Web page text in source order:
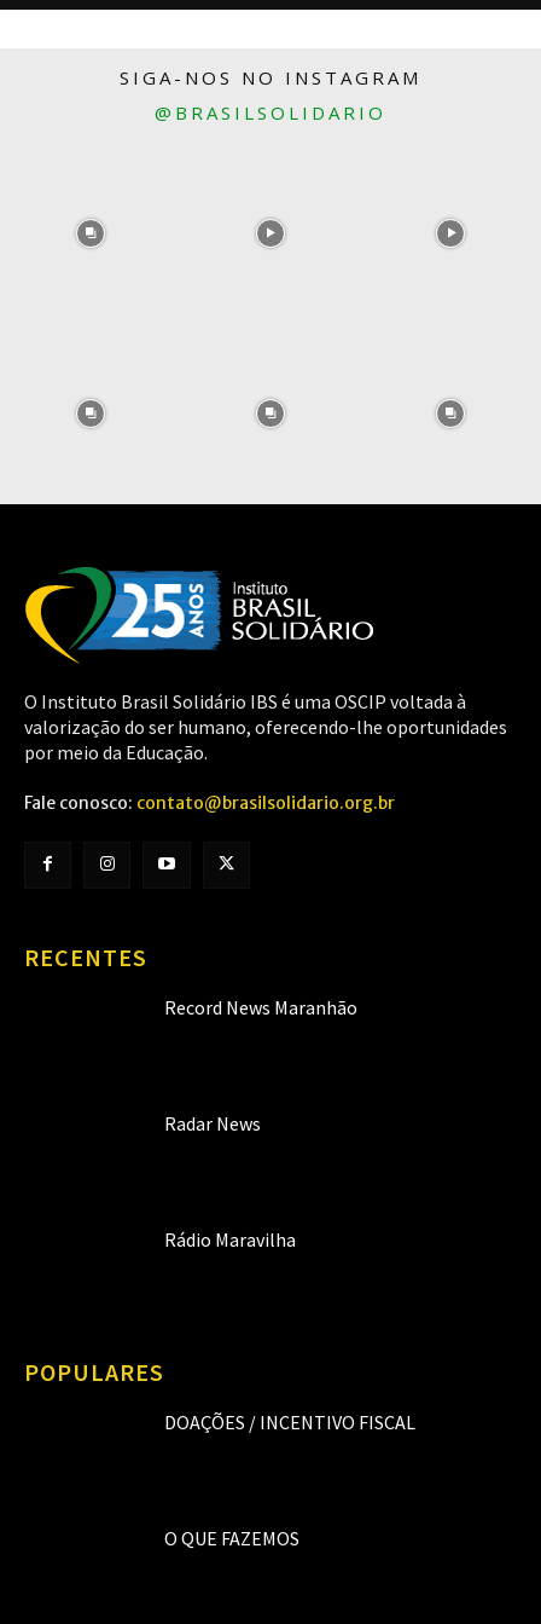
SIGA-NOS NO INSTAGRAM
@BRASILSOLIDARIO
O Instituto Brasil Solidário IBS é uma OSCIP voltada à
valorização do ser humano, oferecendo-lhe oportunidades
por meio da Educação.
Fale conosco: contato@brasilsolidario.org.br
RECENTES
Record News Maranhão
Radar News
Rádio Maravilha
POPULARES
DOAÇÕES / INCENTIVO FISCAL
O QUE FAZEMOS